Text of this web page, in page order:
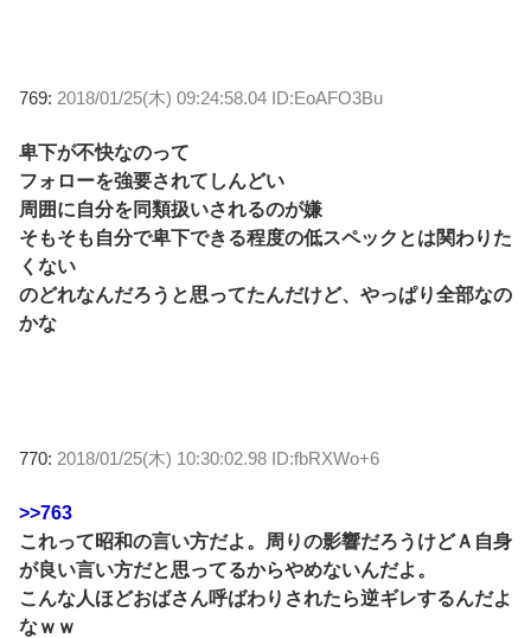
769: 2018/01/25(木) 09:24:58.04 ID:EoAFO3Bu
卑下が不快なのって
フォローを強要されてしんどい
周囲に自分を同類扱いされるのが嫌
そもそも自分で卑下できる程度の低スペックとは関わりた
くない
のどれなんだろうと思ってたんだけど、やっぱり全部なの
かな
770: 2018/01/25(木) 10:30:02.98 ID:fbRXWo+6
>>763
これって昭和の言い方だよ。周りの影響だろうけどＡ自身
が良い言い方だと思ってるからやめないんだよ。
こんな人ほどおばさん呼ばわりされたら逆ギレするんだよ
なｗｗ